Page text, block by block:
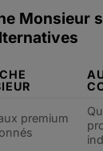
Monsieur
premium